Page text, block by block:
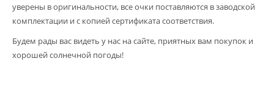
уверены в оригинальности, все очки поставляются в заводской
комплектации и с копией сертификата соответствия.
Будем рады вас видеть у нас на сайте, приятных вам покупок и
хорошей солнечной погоды!